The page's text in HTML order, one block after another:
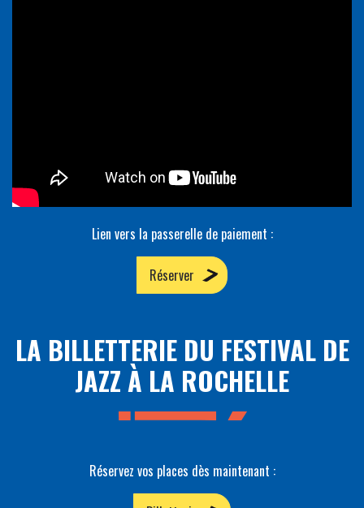
Lien vers la passerelle de paiement :
Réserver
LA BILLETTERIE DU FESTIVAL DE
JAZZ À LA ROCHELLE
Réservez vos places dès maintenant :